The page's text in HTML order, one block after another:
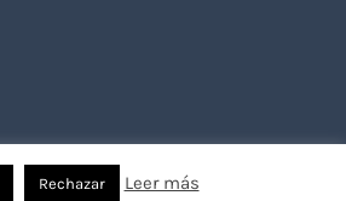
Rechazar Leer más